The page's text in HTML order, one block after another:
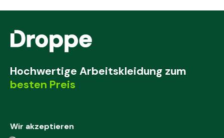
Hochwertige Arbeitskleidung zum
besten Preis
Wir akzeptieren